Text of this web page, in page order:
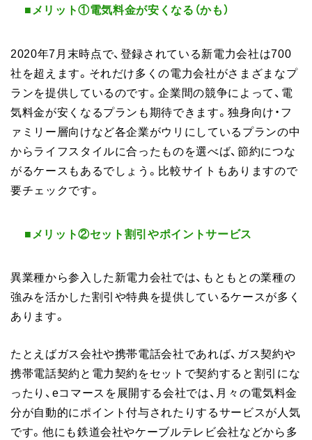
■メリット①電気料金が安くなる（かも）
2020年7月末時点で、登録されている新電力会社は700
社を超えます。それだけ多くの電力会社がさまざまなプ
ランを提供しているのです。企業間の競争によって、電
気料金が安くなるプランも期待できます。独身向け・フ
ァミリー層向けなど各企業がウリにしているプランの中
からライフスタイルに合ったものを選べば、節約につな
がるケースもあるでしょう。比較サイトもありますので
要チェックです。
■メリット②セット割引やポイントサービス
異業種から参入した新電力会社では、もともとの業種の
強みを活かした割引や特典を提供しているケースが多く
あります。
たとえばガス会社や携帯電話会社であれば、ガス契約や
携帯電話契約と電力契約をセットで契約すると割引にな
ったり、eコマースを展開する会社では、月々の電気料金
分が自動的にポイント付与されたりするサービスが人気
です。他にも鉄道会社やケーブルテレビ会社などから多